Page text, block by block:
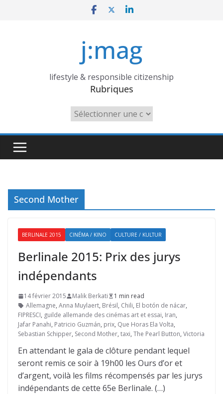
j:mag
lifestyle & responsible citizenship
Rubriques
Rubriques
Second Mother
BERLINALE 2015 CINÉMA / KINO CULTURE / KULTUR
Berlinale 2015: Prix des jurys
indépendants
14 février 2015 Malik Berkati
1 min read
Allemagne, Anna Muylaert, Brésil, Chili, El botón de nácar,
FIPRESCI, guilde allemande des cinémas art et essai, Iran,
Jafar Panahi, Patricio Guzmán, prix, Que Horas Ela Volta,
Sebastian Schipper, Second Mother, taxi, The Pearl Button, Victoria
En attendant le gala de clôture pendant lequel
seront remis ce soir à 19h00 les Ours d’or et
d’argent, voilà les films récompensés par les jurys
indépendants de cette 65e Berlinale. (…)